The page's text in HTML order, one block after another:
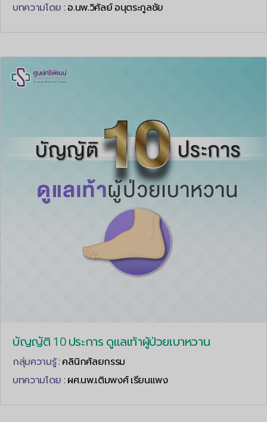
บทความโดย : อ.นพ.วิศัลย์ อนุตระกูลชัย
บัญญัติ 10 ประการ ดูแลเท้าผู้ป่วยเบาหวาน
กลุ่มความรู้ : คลินิกศัลยกรรม
บทความโดย : ผศ.นพ.เติมพงศ์ เรียนแพง